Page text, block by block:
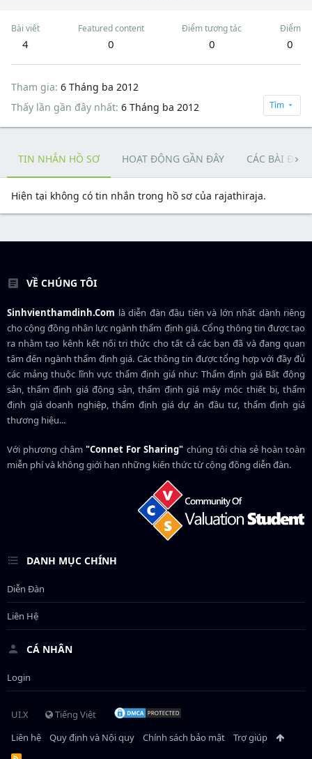
Bài viết
4
Featured content
0
Điểm tương tác
0
Điểm
0
Tham gia 6 Tháng ba 2012
Thấy lần gần đây nhất 6 Tháng ba 2012 Tìm
TIN NHẮN HỒ SƠ HOẠT ĐỘNG GẦN ĐÂY CÁC BÀI
Hiện tại không có tin nhắn trong hồ sơ của rajathiraja.
VỀ CHÚNG TÔI
Sinhvienthamdinh.Com là diễn đàn đầu tiên và lớn nhất dành riêng
cho cộng đồng nhân lực ngànhthẩm định giá. Cổng thông tin được tạo
ra nhằm tạo kênh kết nối tri thức cho tất cả các bạn đã và đang quan
tâm đến ngành thẩm định giá. Các thông tin được tổng hợp với đầy đủ
các mảng thuộc lĩnh vực thẩm định giá như: Thẩm định giá Bất động
sản, thẩm định giá động sản, thẩm định giá máy móc thiết bị, thẩm
định giá doanh nghiệp, thẩm định giá dự án đầu tư, thẩm định giá
thương hiệu...
Với phương châm"Connet For Sharing" chúng tôi chia sẻ hoàn toàn
miễn phí và không giới hạn những kiến thức từ cộng đồng diễn đàn.
DANH MỤC CHÍNH
Diễn Đàn
Liên Hệ
CÁ NHÂN
Login
UI.X
Tiếng Việt
Liên hệ
Quy định và Nội quy Chính sách bảo mật Trợ giúp